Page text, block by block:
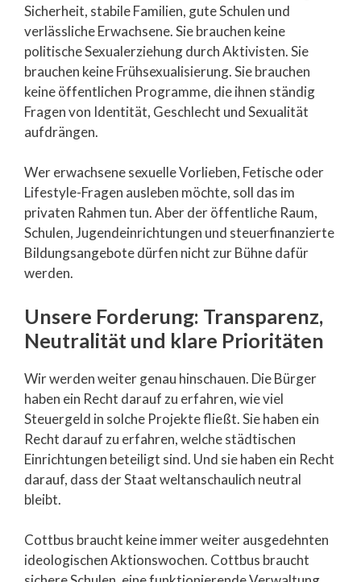
Sicherheit, stabile Familien, gute Schulen und
verlässliche Erwachsene. Sie brauchen keine
politische Sexualerziehung durch Aktivisten. Sie
brauchen keine Frühsexualisierung. Sie brauchen
keine öffentlichen Programme, die ihnen ständig
Fragen von Identität, Geschlecht und Sexualität
aufdrängen.
Wer erwachsene sexuelle Vorlieben, Fetische oder
Lifestyle-Fragen ausleben möchte, soll das im
privaten Rahmen tun. Aber der öffentliche Raum,
Schulen, Jugendeinrichtungen und steuerfinanzierte
Bildungsangebote dürfen nicht zur Bühne dafür
werden.
Unsere Forderung: Transparenz,
Neutralität und klare Prioritäten
Wir werden weiter genau hinschauen. Die Bürger
haben ein Recht darauf zu erfahren, wie viel
Steuergeld in solche Projekte fließt. Sie haben ein
Recht darauf zu erfahren, welche städtischen
Einrichtungen beteiligt sind. Und sie haben ein Recht
darauf, dass der Staat weltanschaulich neutral
bleibt.
Cottbus braucht keine immer weiter ausgedehnten
ideologischen Aktionswochen. Cottbus braucht